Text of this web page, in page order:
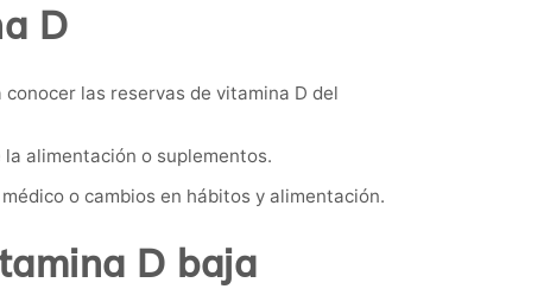
D
las reservas de vitamina D del
alimentación o suplementos.
o cambios en hábitos y alimentación.
D baja